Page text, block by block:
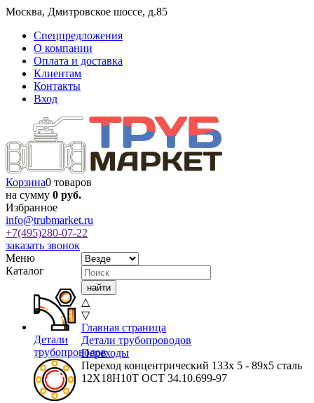
Москва, Дмитровское шоссе, д.85
Спецпредложения
О компании
Оплата и доставка
Клиентам
Контакты
Вход
Корзина0 товаров
на сумму 0 руб.
Избранное
info@trubmarket.ru
+7(495)280-07-22
заказать звонок
Меню
Каталог
Детали
трубопроводов
△
▽
Главная страница
Детали трубопроводов
Переходы
Переход концентрический 133х 5 - 89х5 сталь
12Х18Н10Т ОСТ 34.10.699-97